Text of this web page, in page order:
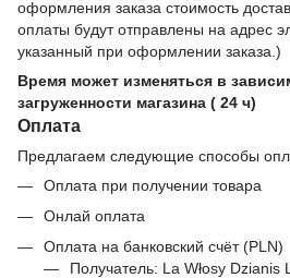
оформления заказа стоимость
оплаты будут отправлены на адрес
указанный при оформлении заказа.)
Время может изменяться в
загруженности магазина ( 24 ч)
Оплата
Предлагаем следующие способы
Оплата при получении товара
Онлай оплата
Оплата на банковский счёт (PLN)
Получатель: La Włosy Dzianis